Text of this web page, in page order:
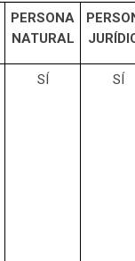
PERSONA
NATURAL
SÍ SÍ